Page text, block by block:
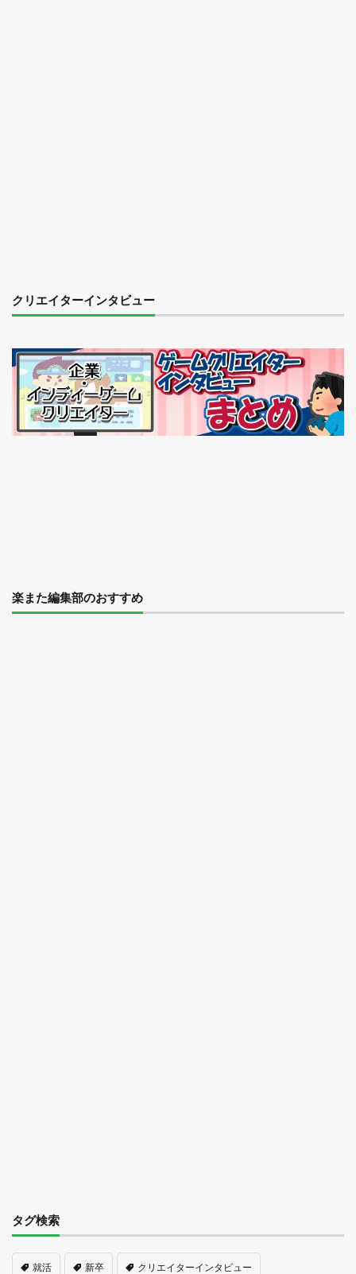
クリエイターインタビュー
楽また編集部のおすすめ
タグ検索
就活 新卒 クリエイターインタビュー